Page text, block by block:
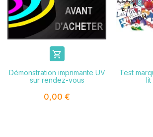

Démonstration imprimante UV
sur rendez-vous
0,00 €
Test
lit